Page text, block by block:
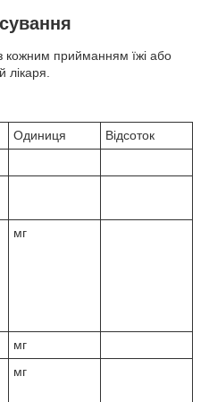
кожним прийманням їжі або
лікаря.
Одиниця
Відсоток
мг
мг
мг